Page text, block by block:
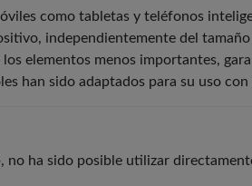
como tabletas y teléfonos
independientemente del
elementos menos importantes,
han sido adaptados para su uso
ha sido posible utilizar